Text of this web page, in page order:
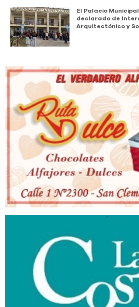
El Palacio
declarado de
Arquitectónico y